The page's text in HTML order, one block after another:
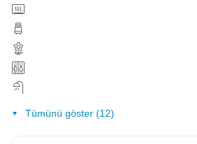
Tümünü göster (12)